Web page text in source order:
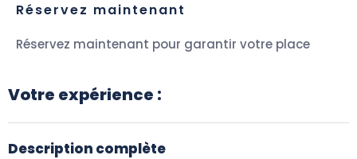
Réservez maintenant
Réservez maintenant pour garantir votre place
Votre expérience :
Description complète